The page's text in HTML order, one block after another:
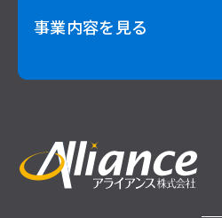
おりません。
窓口の名称：個人情報問合せ窓口
お問い合わせ窓口担当：福森梢
住所：〒892-0828 鹿児島市金生
島金生町ビル5F
事業内容を見る